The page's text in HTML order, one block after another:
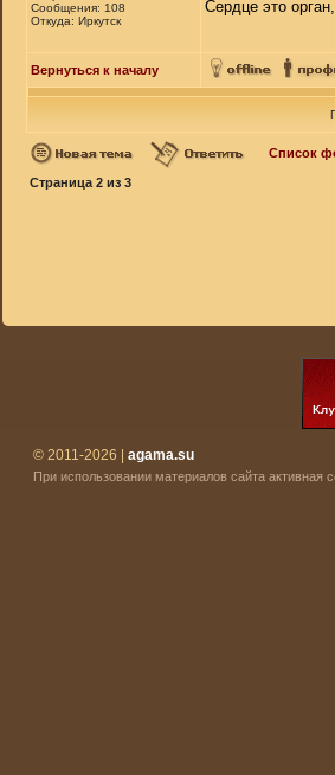
Сообщения: 108
Откуда: Иркутск
Сердце это
Вернуться к началу
Список
Страница 2 из 3
© 2011-2026 | agama.su
При использовании материалов сайта активная